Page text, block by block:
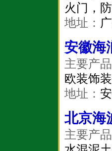
火门，
地址：
安徽海
主要产品
欧装饰
地址：
北京海
主要产品